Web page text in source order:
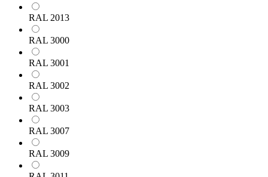
RAL 2013
RAL 3000
RAL 3001
RAL 3002
RAL 3003
RAL 3007
RAL 3009